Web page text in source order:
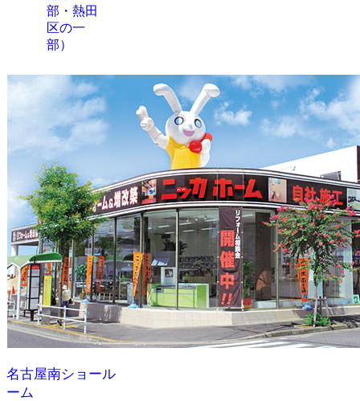
部・熱田
区の一
部）
名古屋南ショール
ーム